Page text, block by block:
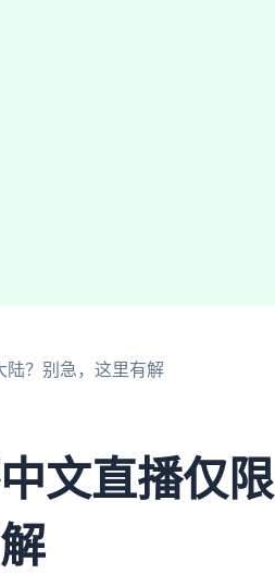
陆？别急，这里有解
文直播仅限